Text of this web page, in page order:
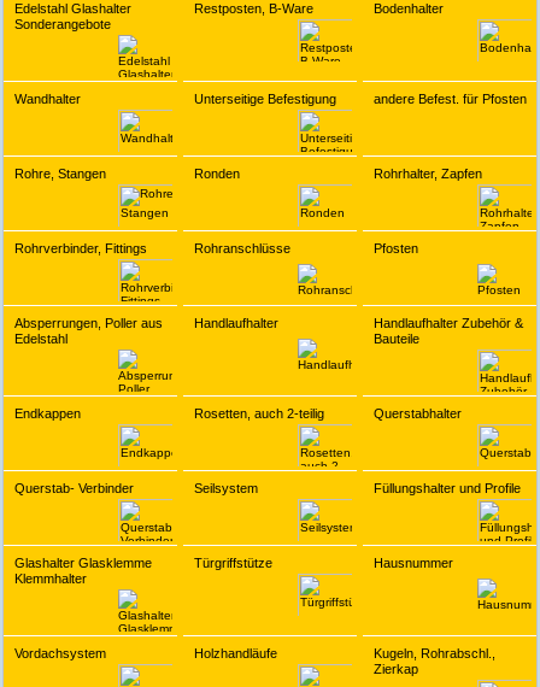
Edelstahl Glashalter
Sonderangebote
Restposten, B-Ware Bodenhalter
Wandhalter Unterseitige Befestigung andere Befest. für Pfosten
Rohre, Stangen Ronden Rohrhalter, Zapfen
Rohrverbinder, Fittings Rohranschlüsse Pfosten
Absperrungen, Poller aus
Edelstahl
Handlaufhalter
Handlaufhalter Zubehör &
Bauteile
Endkappen Rosetten, auch 2-teilig Querstabhalter
Querstab- Verbinder Seilsystem Füllungshalter und Profile
Glashalter Glasklemme
Klemmhalter
Türgriffstütze Hausnummer
Vordachsystem Holzhandläufe
Kugeln, Rohrabschl.,
Zierkap